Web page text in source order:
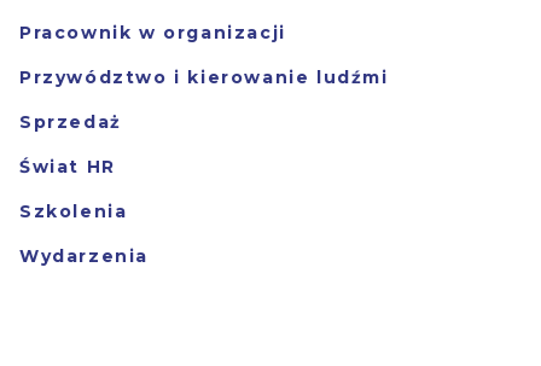
Pracownik w organizacji
Przywództwo i kierowanie ludźmi
Sprzedaż
Świat HR
Szkolenia
Wydarzenia